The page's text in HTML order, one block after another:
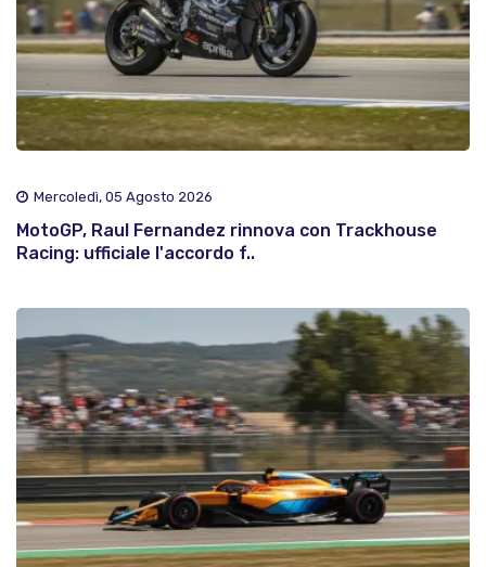
Mercoledì, 05 Agosto 2026
MotoGP, Raul Fernandez rinnova con Trackhouse
Racing: ufficiale l'accordo f..